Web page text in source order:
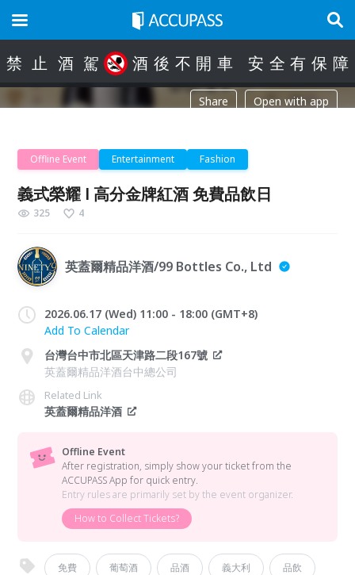
禁 止 酒 駕 酒 後 不 開 車 安 全 有 保 障
Share Open with app
Offline Event Entertainment Fashion
義式榮耀 l 高分金牌紅酒 免費品飲日
325 4
英蓋爾精品洋酒/99 Bottles Co., Ltd
2026.06.17 (Wed) 11:00 - 18:00 (GMT+8)
Add To Calendar
台灣台中市北區天津路二段167號
英蓋爾精品洋酒台中總公司
Related Link
英蓋爾精品洋酒
Offline Event
After registration, simply show your ticket from the
ACCUPASS App for quick entry.
Entry rules are primarily set by the event organizer.
How to Collect Tickets?
免費 葡萄酒 品酒 義大利 品飲